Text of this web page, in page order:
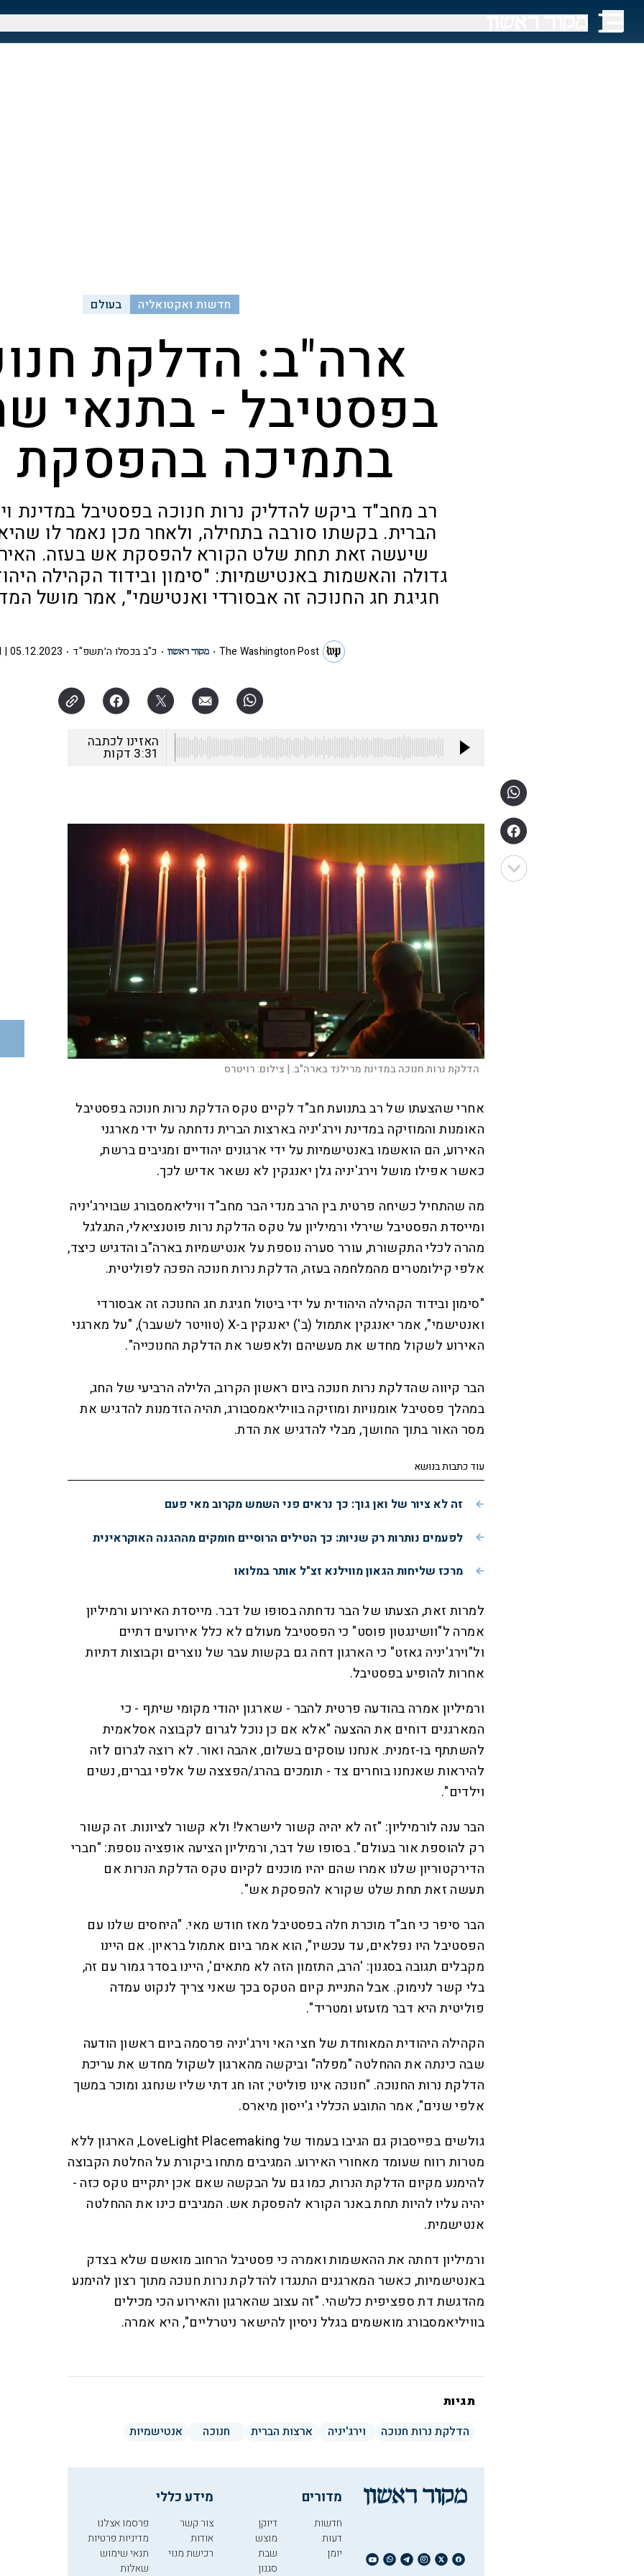
חדשות ואקטואליה בעולם
ארה"ב: הדלקת
בפסטיבל - בתנאי
בתמיכה
רב מחב"ד ביקש להדליק נרות חנוכה בפסטיבל במדינת
הברית. בקשתו סורבה בתחילה, ולאחר מכן נאמר לו
שיעשה זאת תחת שלט הקורא להפסקת אש בעזה.
גדולה והאשמות באנטישמיות: "סימון ובידוד הקהילה
חגיגת חג החנוכה זה אבסורדי ואנטישמי", אמר מושל
The Washington Post כ"ב בכסלו ה׳תשפ"ד 05.12.2023 | 19:11
האזינו לכתבה
3:31 דקות
הדלקת נרות חנוכה במדינת מרילנד בארה"ב. | צילום:רויטרס
אחרי שהצעתו של רב בתנועת חב"ד לקיים טקס הדלקת נרות חנוכה בפסטיבל
האומנות והמוזיקה במדינת וירג'יניה בארצות הברית נדחתה על ידי מארגני
האירוע, הם הואשמו באנטישמיות על ידי ארגונים יהודיים ומגיבים ברשת,
כאשר אפילו מושל וירג'יניה גלן יאנגקין לא נשאר אדיש לכך.
מה שהתחיל כשיחה פרטית בין הרב מנדי הבר מחב"ד וויליאמסבורג שבוירג'יניה
ומייסדת הפסטיבל שירלי ורמיליון על טקס הדלקת נרות פוטנציאלי, התגלגל
מהרה לכלי התקשורת, עורר סערה נוספת על אנטישמיות בארה"ב והדגיש כיצד,
אלפי קילומטרים מהמלחמה בעזה, הדלקת נרות חנוכה הפכה לפוליטית.
"סימון ובידוד הקהילה היהודית על ידי ביטול חגיגת חג החנוכה זה אבסורדי
ואנטישמי", אמר יאנגקין אתמול (ב') יאנגקין ב-X (טוויטר לשעבר), "על מארגני
האירוע לשקול מחדש את מעשיהם ולאפשר את הדלקת החנוכייה".
הבר קיווה שהדלקת נרות חנוכה ביום ראשון הקרוב, הלילה הרביעי של החג,
במהלך פסטיבל אומנויות ומוזיקה בוויליאמסבורג, תהיה הזדמנות להדגיש את
מסר האור בתוך החושך, מבלי להדגיש את הדת.
עוד כתבות בנושא
זה לא ציור של ואן גוך: כך נראים פני השמש מקרוב מאי פעם
לפעמים נותרות רק שניות: כך הטילים הרוסיים חומקים מההגנה האוקראינית
מרכז שליחות הגאון מווילנא זצ"ל אותר במלואו
למרות זאת, הצעתו של הבר נדחתה בסופו של דבר. מייסדת האירוע ורמיליון
אמרה ל"וושינגטון פוסט" כי הפסטיבל מעולם לא כלל אירועים דתיים
ול"וירג'יניה גאזט" כי הארגון דחה גם בקשות עבר של נוצרים וקבוצות דתיות
אחרות להופיע בפסטיבל.
ורמיליון אמרה בהודעה פרטית להבר - שארגון יהודי מקומי שיתף - כי
המארגנים דוחים את ההצעה "אלא אם כן נוכל לגרום לקבוצה אסלאמית
להשתתף בו-זמנית. אנחנו עוסקים בשלום, אהבה ואור. לא רוצה לגרום לזה
להיראות שאנחנו בוחרים צד - תומכים בהרג/הפצצה של אלפי גברים, נשים
וילדים".
הבר ענה לורמיליון: "זה לא יהיה קשור לישראל! ולא קשור לציונות. זה קשור
רק להוספת אור בעולם". בסופו של דבר, ורמיליון הציעה אופציה נוספת: "חברי
הדירקטוריון שלנו אמרו שהם יהיו מוכנים לקיום טקס הדלקת הנרות אם
תעשה זאת תחת שלט שקורא להפסקת אש".
הבר סיפר כי חב"ד מוכרת חלה בפסטיבל מאז חודש מאי. "היחסים שלנו עם
הפסטיבל היו נפלאים, עד עכשיו", הוא אמר ביום אתמול בראיון. אם היינו
מקבלים תגובה בסגנון: 'הרב, התזמון הזה לא מתאים', היינו בסדר גמור עם זה,
בלי קשר לנימוק. אבל התניית קיום הטקס בכך שאני צריך לנקוט עמדה
פוליטית היא דבר מזעזע ומטריד".
הקהילה היהודית המאוחדת של חצי האי וירג'יניה פרסמה ביום ראשון הודעה
שבה כינתה את ההחלטה "מפלה" וביקשה מהארגון לשקול מחדש את עריכת
הדלקת נרות החנוכה. "חנוכה אינו פוליטי; זהו חג דתי שליו שנחגג ומוכר במשך
אלפי שנים", אמר התובע הכללי ג'ייסון מיארס.
גולשים בפייסבוק גם הגיבו בעמוד של LoveLight Placemaking, הארגון ללא
מטרות רווח שעומד מאחורי האירוע. המגיבים מתחו ביקורת על החלטת הקבוצה
להימנע מקיום הדלקת הנרות, כמו גם על הבקשה שאם אכן יתקיים טקס כזה -
יהיה עליו להיות תחת באנר הקורא להפסקת אש. המגיבים כינו את ההחלטה
אנטישמית.
ורמיליון דחתה את ההאשמות ואמרה כי פסטיבל הרחוב מואשם שלא בצדק
באנטישמיות, כאשר המארגנים התנגדו להדלקת נרות חנוכה מתוך רצון להימנע
מהדגשת דת ספציפית כלשהי. "זה עצוב שהארגון והאירוע הכי מכילים
בוויליאמסבורג מואשמים בגלל ניסיון להישאר ניטרליים", היא אמרה.
תגיות
הדלקת נרות חנוכה
וירג'יניה ארצות הברית חנוכה אנטישמיות
מדורים
חדשות
דעות
יומן
דיוקן
מוצש
שבת
סגנון
מידע כללי
צור קשר
אודות
רכישת מנוי
פרסמו אצלנו
מדיניות פרטיות
תנאי שימוש
שאלות